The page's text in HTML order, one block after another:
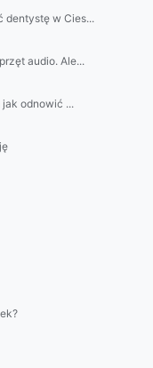
dentystę w Cies...
audio. Ale...
odnowić ...